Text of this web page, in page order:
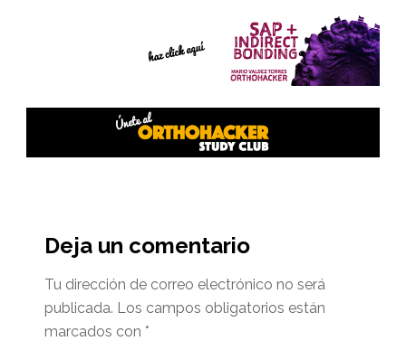
del
lector
Deja un comentario
Tu dirección de correo electrónico no será
publicada. Los campos obligatorios están
marcados con *